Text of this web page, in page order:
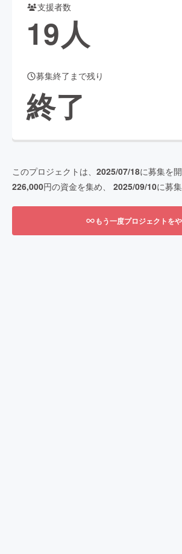
ィー・ヘルスケア
ィ
支援者数
19人
募集終了まで残り
終了
このプロジェクトは、 2025/07/18に募集を
226,000円の資金を集め、 2025/09/10に募
もう一度プロジェクトを